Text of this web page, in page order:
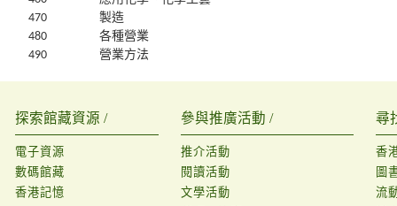
470
製造
480
各種營業
490
營業方法
探索館藏資源 /
電子資源
數碼館藏
香港記憶
參與推廣活動 /
推介活動
閱讀活動
文學活動
尋
香
圖
流